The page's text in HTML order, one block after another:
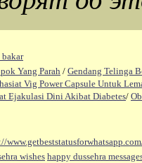
Yang Parah / Gendang Telinga
Vig Power Capsule Untuk
Ejakulasi Dini Akibat Diabetes/
wishes happy dussehra